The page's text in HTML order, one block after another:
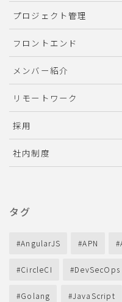
プロジェクト管理
フロントエンド
メンバー紹介
リモートワーク
採用
社内制度
タグ
AngularJS APN
CircleCI DevSecOps
Golang JavaScript